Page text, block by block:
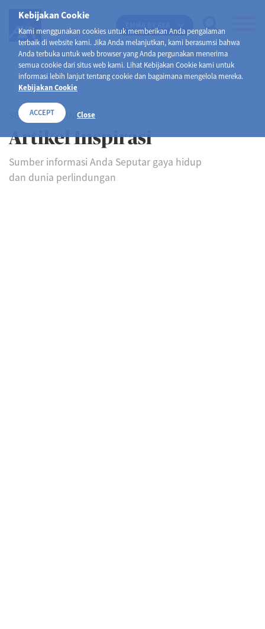
Kebijakan Cookie
Kami menggunakan cookies untuk memberikan Anda pengalaman
terbaik di website kami. Jika Anda melanjutkan, kami berasumsi bahwa
Anda terbuka untuk web browser yang Anda pergunakan menerima
semua cookie dari situs web kami. Lihat Kebijakan Cookie kami untuk
informasi lebih lanjut tentang cookie dan bagaimana mengelola mereka.
Kebijakan Cookie
ACCEPT Close
SELAMAT DATANG DI
Artikel Inspirasi
Sumber informasi Anda Seputar gaya hidup
dan dunia perlindungan